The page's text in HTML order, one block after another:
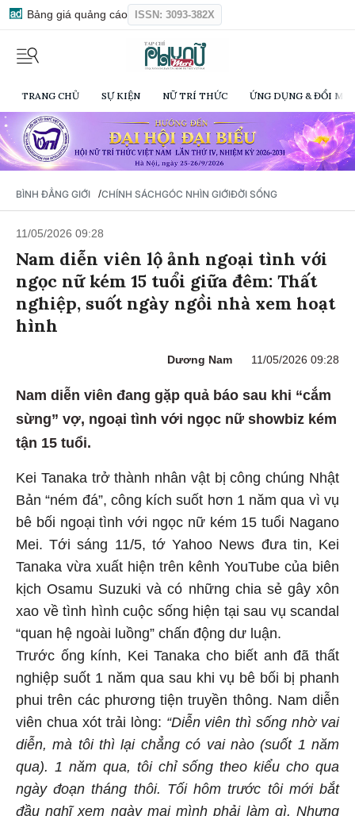
Bảng giá quảng cáo ISSN: 3093-382X
TRANG CHỦ SỰ KIỆN NỮ TRÍ THỨC ỨNG DỤNG & ĐỔI
BÌNH ĐẲNG GIỚI /CHÍNH SÁCHGÓC NHÌN GIỚIĐỜI SỐNG
11/05/2026 09:28
Nam diễn viên lộ ảnh ngoại tình với
ngọc nữ kém 15 tuổi giữa đêm: Thất
nghiệp, suốt ngày ngồi nhà xem hoạt
hình
Dương Nam 11/05/2026 09:28
Nam diễn viên đang gặp quả báo sau khi “cắm
sừng” vợ, ngoại tình với ngọc nữ showbiz kém
tận 15 tuổi.
Kei Tanaka trở thành nhân vật bị công chúng Nhật
Bản “ném đá”, công kích suốt hơn 1 năm qua vì vụ
bê bối ngoại tình với ngọc nữ kém 15 tuổi Nagano
Mei. Tới sáng 11/5, tớ Yahoo News đưa tin, Kei
Tanaka vừa xuất hiện trên kênh YouTube của biên
kịch Osamu Suzuki và có những chia sẻ gây xôn
xao về tình hình cuộc sống hiện tại sau vụ scandal
“quan hệ ngoài luồng” chấn động dư luận.
Trước ống kính, Kei Tanaka cho biết anh đã thất
nghiệp suốt 1 năm qua sau khi vụ bê bối bị phanh
phui trên các phương tiện truyền thông. Nam diễn
viên chua xót trải lòng: “Diễn viên thì sống nhờ vai
diễn, mà tôi thì lại chẳng có vai nào (suốt 1 năm
qua). 1 năm qua, tôi chỉ sống theo kiểu cho qua
ngày đoạn tháng thôi. Tối hôm trước tôi mới bắt
đầu nghĩ xem ngày mai mình phải làm gì. Nhưng